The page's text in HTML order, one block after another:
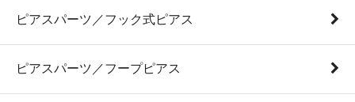
ピアスパーツ／フック式ピアス
ピアスパーツ／フープピアス